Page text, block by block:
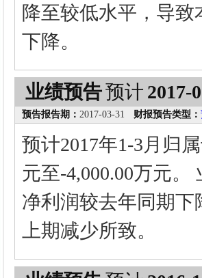
降至较低水平，导
下降。
业绩预告预计 2017-
预告报告期： 2017-03-31 财报预告类型：
预计2017年1-3月归
元至-4,000.00万元
净利润较去年同期
上期减少所致。